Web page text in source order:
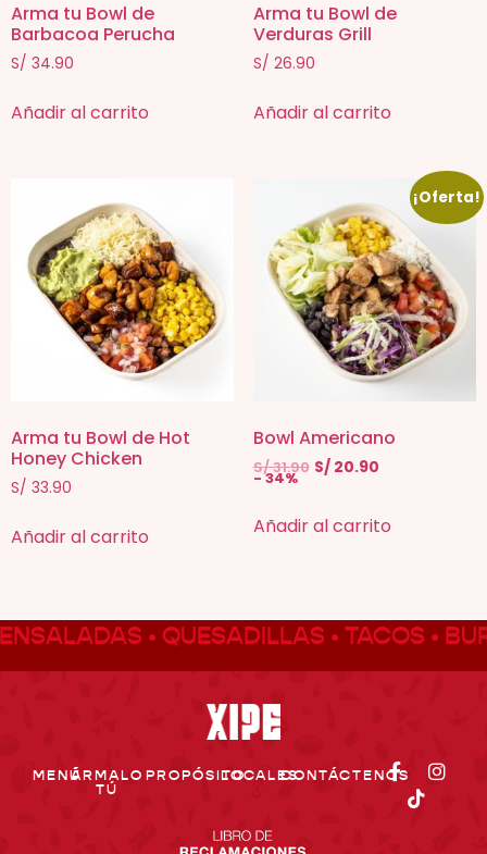
Arma tu Bowl de
Barbacoa Perucha
S/ 34.90
Añadir al carrito
Arma tu Bowl de
Verduras Grill
S/ 26.90
Añadir al carrito
Arma tu Bowl de Hot
Honey Chicken
S/ 33.90
Añadir al carrito
¡Oferta!
Bowl Americano
S/31.90 S/20.90
- 34%
Añadir al carrito
• QUESADILLAS • TACOS •
MENÚÁRMALO
TÚ
PROPÓSITOLOCALESCONTÁCTENOS